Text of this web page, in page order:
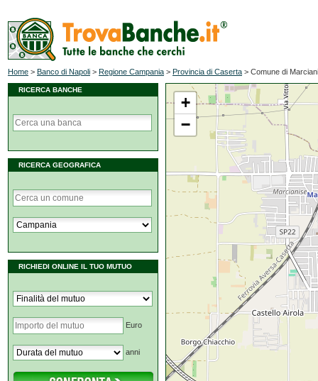
Home > Banco di Napoli > Regione Campania > Provincia di Caserta > Comune di
RICERCA BANCHE
RICERCA GEOGRAFICA
RICHIEDI ONLINE IL TUO MUTUO
Euro
anni
+
−